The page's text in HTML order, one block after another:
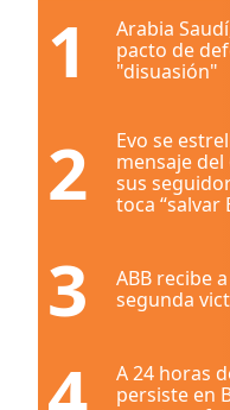
1
Arabia
pacto de
"disuasión"
2
Evo se
mensaje
sus
toca “salvar
3
ABB recibe
segunda
A 24 horas
persiste en